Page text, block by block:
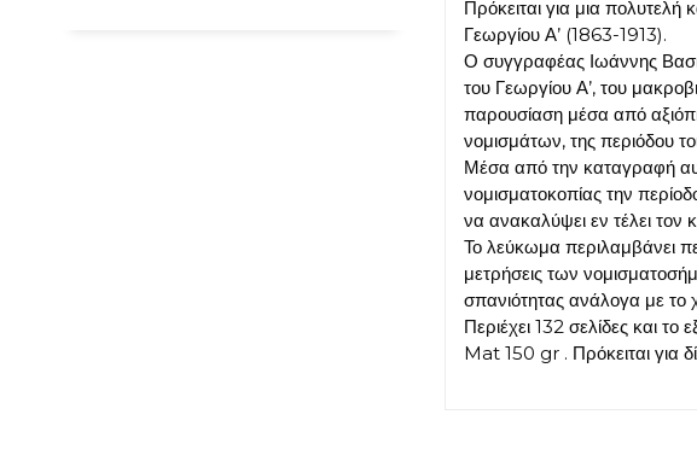
Πρόκειται για μια
Γεωργίου Α’ (1863-1913).
Ο συγγραφέας Ιωάννης
του Γεωργίου Α’, του
παρουσίαση μέσα από
νομισμάτων, της περιόδου
Μέσα από την καταγραφή
νομισματοκοπίας την
να ανακαλύψει εν τέλει τον
Το λεύκωμα περιλαμβάνει
μετρήσεις των
σπανιότητας ανάλογα με
Περιέχει 132 σελίδες και
Mat 150 gr . Πρόκειται για